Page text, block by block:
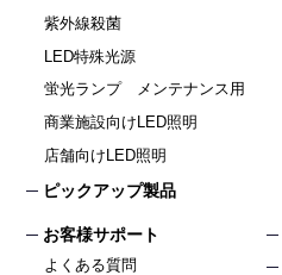
紫外線殺菌
LED特殊光源
蛍光ランプ メンテナンス用
商業施設向けLED照明
店舗向けLED照明
ピックアップ製品
お客様サポート
よくある質問